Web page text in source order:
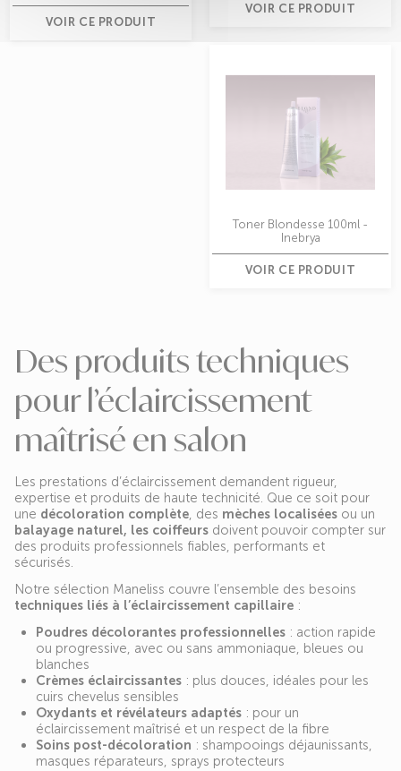
VOIR CE PRODUIT
VOIR CE PRODUIT
Toner Blondesse 100ml -
Inebrya
VOIR CE PRODUIT
Des produits techniques
pour l’éclaircissement
maîtrisé en salon
Les prestations d’éclaircissement demandent rigueur,
expertise et produits de haute technicité. Que ce soit pour
une décoloration complète, des mèches localisées ou un
balayage naturel, les coiffeurs doivent pouvoir compter sur
des produits professionnels fiables, performants et
sécurisés.
Notre sélection Maneliss couvre l’ensemble des besoins
techniques liés à l’éclaircissement capillaire :
Poudres décolorantes professionnelles : action rapide
ou progressive, avec ou sans ammoniaque, bleues ou
blanches
Crèmes éclaircissantes : plus douces, idéales pour les
cuirs chevelus sensibles
Oxydants et révélateurs adaptés : pour un
éclaircissement maîtrisé et un respect de la fibre
Soins post-décoloration : shampooings déjaunissants,
masques réparateurs, sprays protecteurs